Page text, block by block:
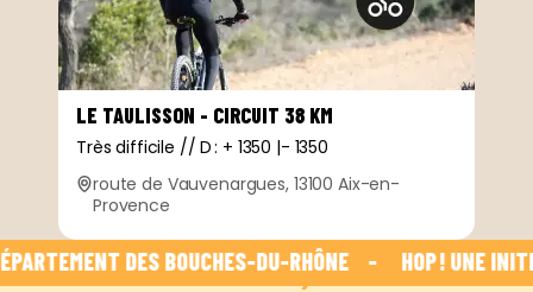
LE TAULISSON - CIRCUIT 38 KM
Très difficile // D : + 1350 |- 1350
route de Vauvenargues, 13100 Aix-en-
Provence
DES BOUCHES-DU-RHÔNE    - HOP ! UNE